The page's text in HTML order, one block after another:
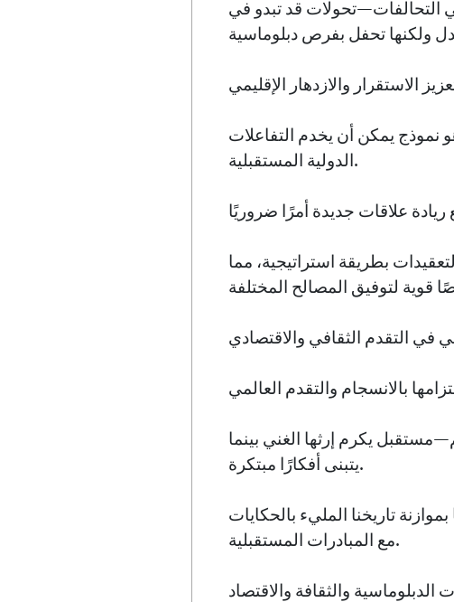
التحالفات—تحولات قد تبدو في
نموذج يمكن أن يخدم التفاعلات
الدولية المستقبلية.
بطريقة استراتيجية، مما
يكرم إرثها الغني بينما
يتبنى أفكارًا مبتكرة.
تاريخنا المليء بالحكايات
مع المبادرات المستقبلية.